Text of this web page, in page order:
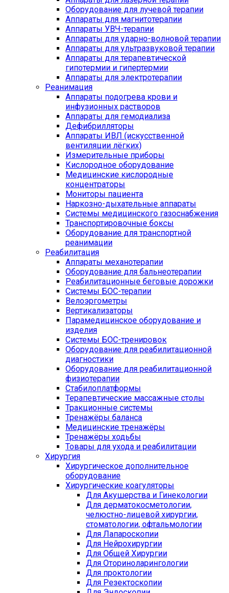
Оборудование для лучевой терапии
Аппараты для магнитотерапии
Аппараты УВЧ-терапии
Аппараты для ударно-волновой терапии
Аппараты для ультразвуковой терапии
Аппараты для терапевтической
гипотермии и гипертермии
Аппараты для электротерапии
Реанимация
Аппараты подогрева крови и
инфузионных растворов
Аппараты для гемодиализа
Дефибрилляторы
Аппараты ИВЛ (искусственной
вентиляции лёгких)
Измерительные приборы
Кислородное оборудование
Медицинские кислородные
концентраторы
Мониторы пациента
Наркозно-дыхательные аппараты
Системы медицинского газоснабжения
Транспортировочные боксы
Оборудование для транспортной
реанимации
Реабилитация
Аппараты механотерапии
Оборудование для бальнеотерапии
Реабилитационные беговые дорожки
Системы БОС-терапии
Велоэргометры
Вертикализаторы
Парамедицинское оборудование и
изделия
Системы БОС-тренировок
Оборудование для реабилитационной
диагностики
Оборудование для реабилитационной
физиотерапии
Стабилоплатформы
Терапевтические массажные столы
Тракционные системы
Тренажёры баланса
Медицинские тренажёры
Тренажёры ходьбы
Товары для ухода и реабилитации
Хирургия
Хирургическое дополнительное
оборудование
Хирургические коагуляторы
Для Акушерства и Гинекологии
Для дерматокосметологии,
челюстно-лицевой хирургии,
стоматологии, офтальмологии
Для Лапароскопии
Для Нейрохирургии
Для Общей Хирургии
Для Оториноларингологии
Для проктологии
Для Резектоскопии